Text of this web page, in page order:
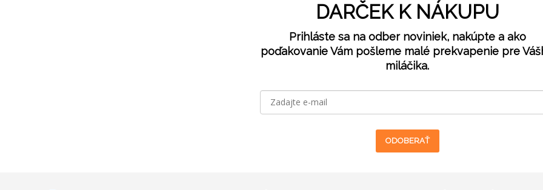
DARČEK K NÁKUPU
Prihláste sa na odber noviniek, nakúpte a ako
poďakovanie Vám pošleme malé prekvapenie pre
miláčika.
ODOBERAŤ